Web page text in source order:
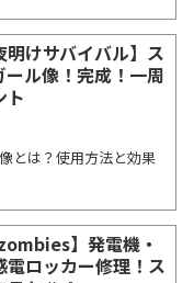
明けサバイバル】ス
ール像！完成！一周
ト
とは？使用方法と効果
】発電機・
電ロッカー修理！ス